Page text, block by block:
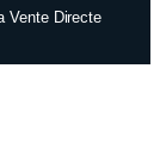
Vente Directe